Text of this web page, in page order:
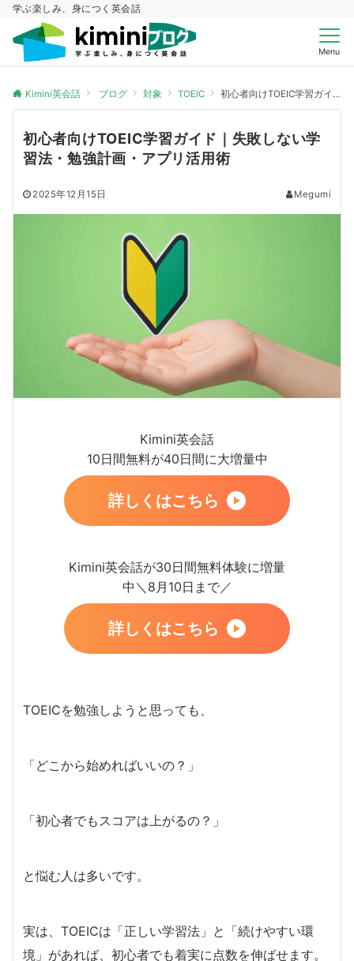
学ぶ楽しみ、身につく英会話
Menu
Kimini英会話 ブログ 対象 TOEIC 初心者向けTOEIC学習ガイド｜失敗しない学習法・勉強計画・アプリ活用術
初心者向けTOEIC学習ガイド｜失敗しない学
習法・勉強計画・アプリ活用術
2025年12月15日 Megumi
Kimini英会話
10日間無料が40日間に大増量中
詳しくはこちら
Kimini英会話が30日間無料体験に増量
中＼8月10日まで／
詳しくはこちら
TOEICを勉強しようと思っても、
「どこから始めればいいの？」
「初心者でもスコアは上がるの？」
と悩む人は多いです。
実は、TOEICは「正しい学習法」と「続けやすい環
境」があれば、初心者でも着実に点数を伸ばせます。